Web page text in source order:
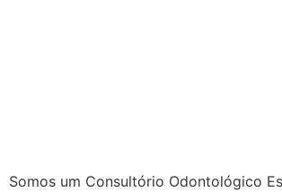
Somos um Consultório Odontológico